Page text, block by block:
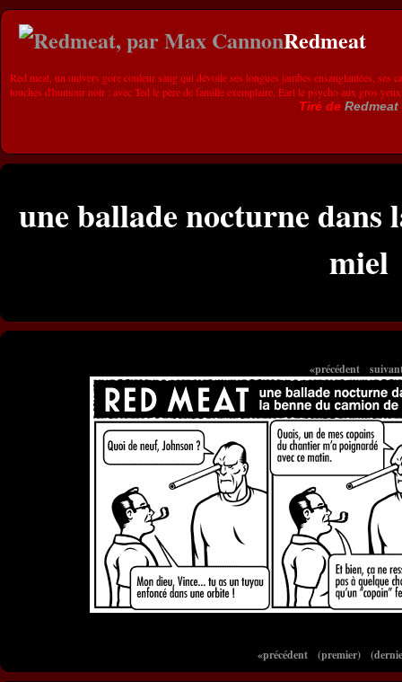
Redmeat
Red meat, un univers gore couleur sang qui dévoile ses longues jambes ensanglantées, ses
touches d'humour noir : avec Ted le père de famille exemplaire, Earl le psycho aux gros
Tiré de Redmeat
une ballade nocturne dans
miel
«précédent
«précédent (premier)